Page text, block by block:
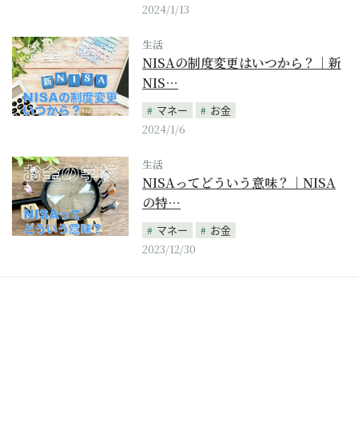
2024/1/13
生活
NISAの制度変更はいつから？｜新
NIS…
マネー
お金
2024/1/6
生活
NISAってどういう意味？｜NISA
の特…
マネー
お金
2023/12/30